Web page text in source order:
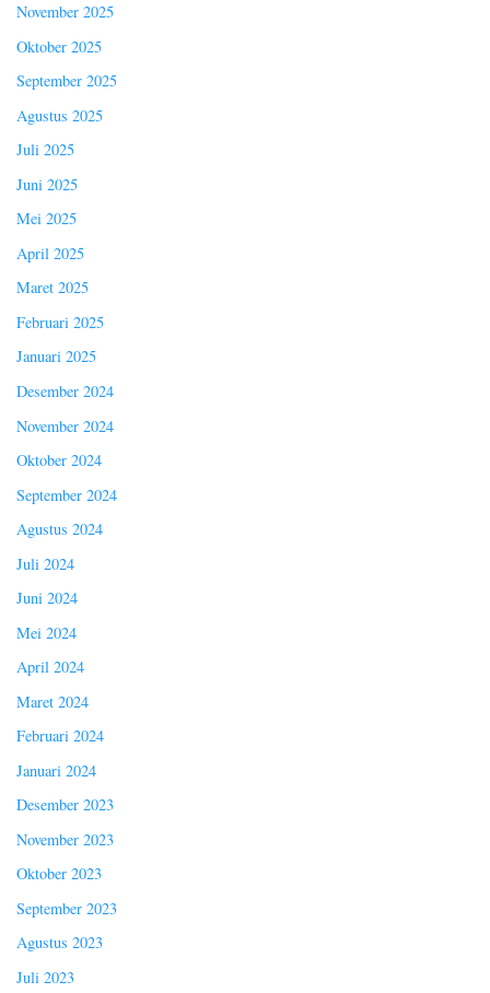
November 2025
Oktober 2025
September 2025
Agustus 2025
Juli 2025
Juni 2025
Mei 2025
April 2025
Maret 2025
Februari 2025
Januari 2025
Desember 2024
November 2024
Oktober 2024
September 2024
Agustus 2024
Juli 2024
Juni 2024
Mei 2024
April 2024
Maret 2024
Februari 2024
Januari 2024
Desember 2023
November 2023
Oktober 2023
September 2023
Agustus 2023
Juli 2023